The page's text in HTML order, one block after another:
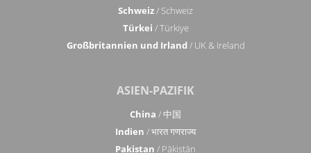
Schweiz/ Schweiz
Türkei / Türkiye
Großbritannien und Irland / UK & Ireland
ASIEN-PAZIFIK
China / 中国
Indien / भारत गणराज्य
Pakistan / Pākistān